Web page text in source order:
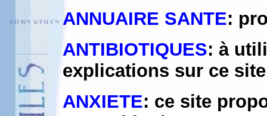
ANNUAIRE SANTE:
ANTIBIOTIQUES: à
explications sur ce
ANXIETE: ce site